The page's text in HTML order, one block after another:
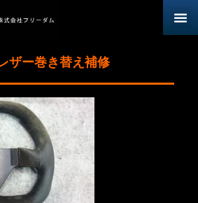
ー巻き替え補修